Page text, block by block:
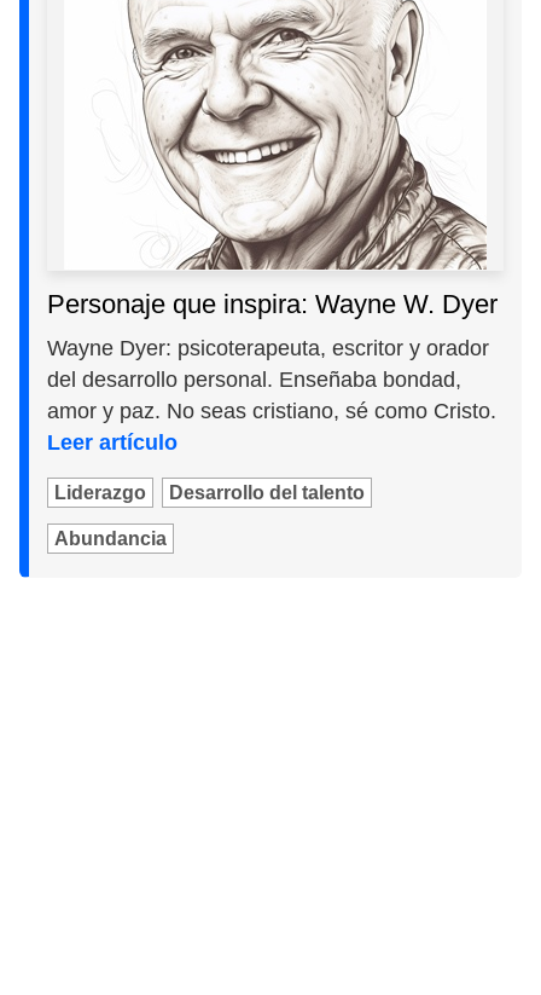
Personaje que inspira: Wayne W. Dyer
Wayne Dyer: psicoterapeuta, escritor y orador
del desarrollo personal. Enseñaba bondad,
amor y paz. No seas cristiano, sé como Cristo.
Leer artículo
Liderazgo Desarrollo del talento
Abundancia